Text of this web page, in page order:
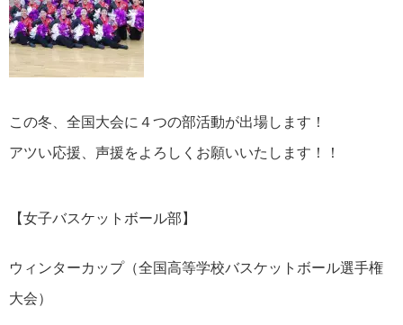
この冬、全国大会に４つの部活動が出場します！
アツい応援、声援をよろしくお願いいたします！！
【女子バスケットボール部】
ウィンターカップ（全国高等学校バスケットボール選手権
大会）